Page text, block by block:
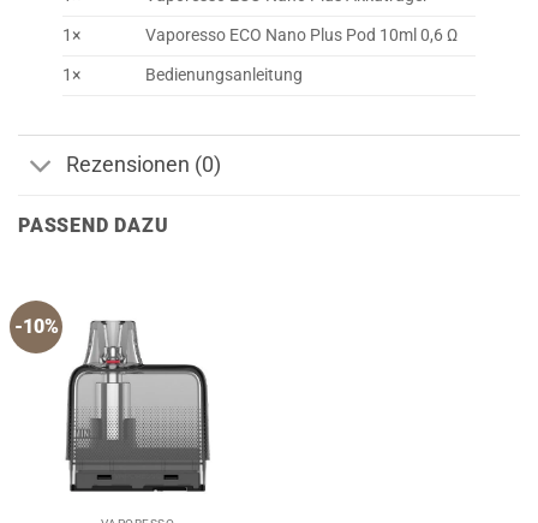
1×
Vaporesso ECO Nano Plus Pod 10ml 0,6 Ω
1×
Bedienungsanleitung
Rezensionen (0)
PASSEND DAZU
-10%